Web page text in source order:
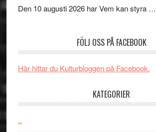
Den 10 augusti 2026 har Vem kan styra …
FÖLJ OSS PÅ FACEBOOK
Här hittar du Kulturbloggen på Facebook.
KATEGORIER
..